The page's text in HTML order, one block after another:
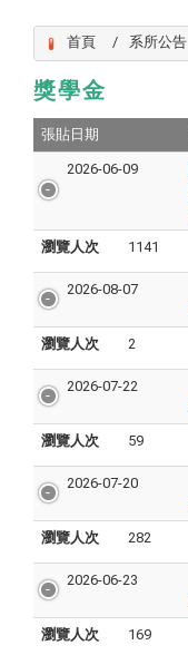
首頁 系所公告
獎學金
張貼日期
2026-06-09
瀏覽人次 1141
2026-08-07
瀏覽人次 2
2026-07-22
瀏覽人次 59
2026-07-20
瀏覽人次 282
2026-06-23
瀏覽人次 169